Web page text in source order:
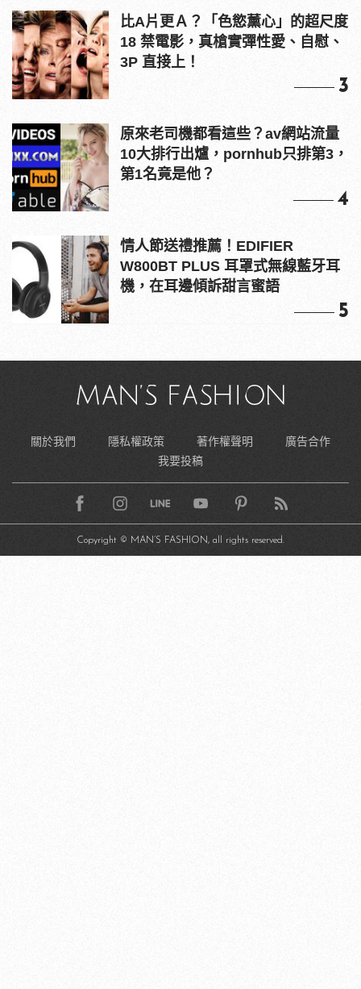
比A片更Ａ？「色慾薰心」的超尺度
18 禁電影，真槍實彈性愛、自慰、
3P 直接上！
3
原來老司機都看這些？av網站流量
10大排行出爐，pornhub只排第3，
第1名竟是他？
4
情人節送禮推薦！EDIFIER
W800BT PLUS 耳罩式無線藍牙耳
機，在耳邊傾訴甜言蜜語
5
關於我們 隱私權政策 著作權聲明
廣告合作
我要投稿
Copyright © MAN’S FASHION, all rights reserved.